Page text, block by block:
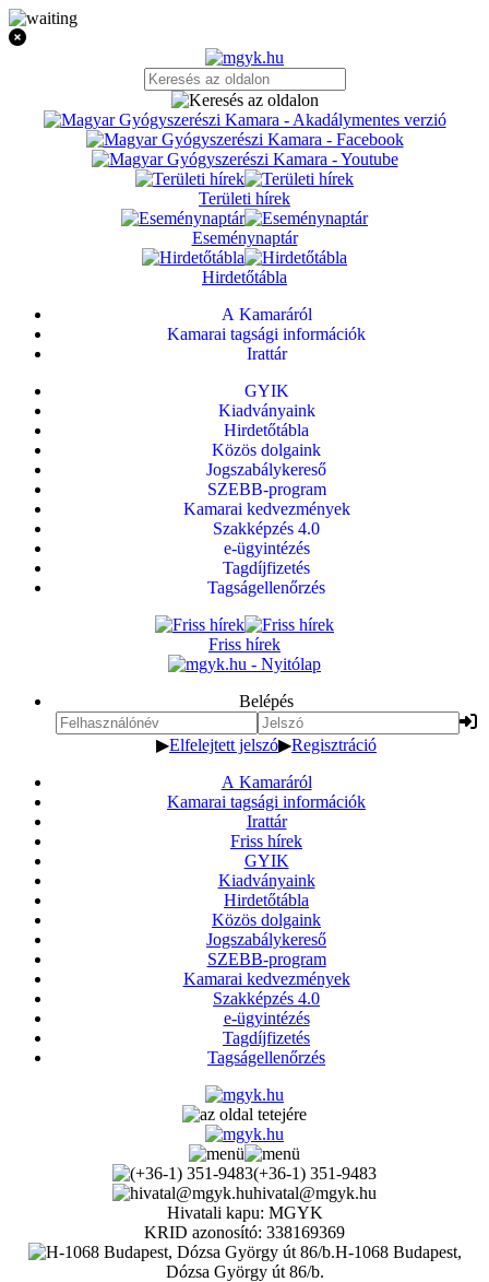
Területi hírek
Eseménynaptár
Hirdetőtábla
A Kamaráról
Kamarai tagsági információk
Irattár
GYIK
Kiadványaink
Hirdetőtábla
Közös dolgaink
Jogszabálykereső
SZEBB-program
Kamarai kedvezmények
Szakképzés 4.0
e-ügyintézés
Tagdíjfizetés
Tagságellenőrzés
Friss hírek
Belépés
▶Elfelejtett jelszó▶Regisztráció
A Kamaráról
Kamarai tagsági információk
Irattár
Friss hírek
GYIK
Kiadványaink
Hirdetőtábla
Közös dolgaink
Jogszabálykereső
SZEBB-program
Kamarai kedvezmények
Szakképzés 4.0
e-ügyintézés
Tagdíjfizetés
Tagságellenőrzés
(+36-1) 351-9483
hivatal@mgyk.hu
Hivatali kapu: MGYK
KRID azonosító: 338169369
H-1068 Budapest,
Dózsa György út 86/b.